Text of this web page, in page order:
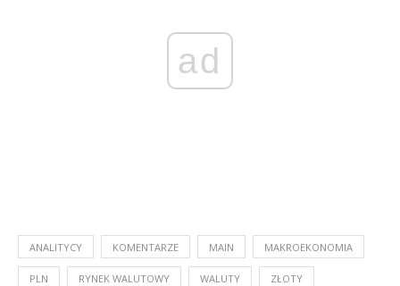
ad
ANALITYCY KOMENTARZE MAIN MAKROEKONOMIA
PLN RYNEK WALUTOWY WALUTY ZŁOTY